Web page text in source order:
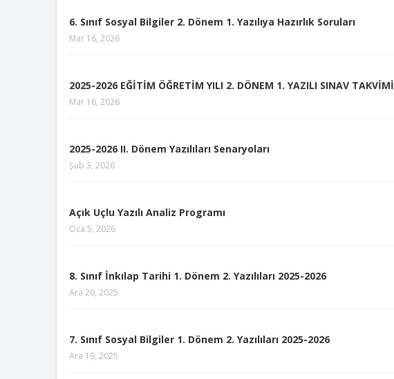
6. Sınıf Sosyal Bilgiler 2. Dönem 1. Yazılıya Hazırlık Soruları
Mar 16, 2026
2025-2026 EĞİTİM ÖĞRETİM YILI 2. DÖNEM 1. YAZILI SINAV TAKVİMİ
Mar 16, 2026
2025-2026 II. Dönem Yazılıları Senaryoları
Şub 3, 2026
Açık Uçlu Yazılı Analiz Programı
Oca 5, 2026
8. Sınıf İnkılap Tarihi 1. Dönem 2. Yazılıları 2025-2026
Ara 20, 2025
7. Sınıf Sosyal Bilgiler 1. Dönem 2. Yazılıları 2025-2026
Ara 19, 2025